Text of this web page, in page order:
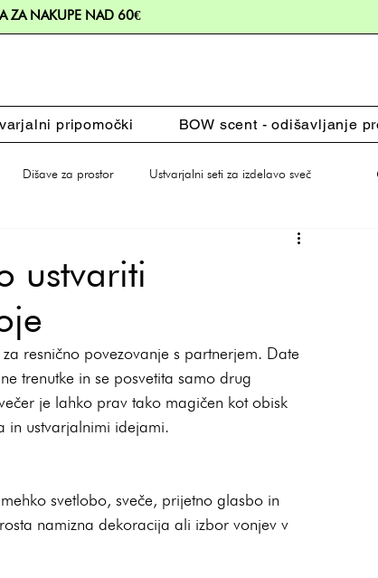
ZA NAKUPE NAD 60€
pripomočki BOW scent - odišavljanje
Dišave za prostor Ustvarjalni seti za izdelavo sveč
ustvariti
resnično povezovanje s partnerjem. Date
trenutke in se posvetita samo drug
je lahko prav tako magičen kot obisk
in ustvarjalnimi idejami.
svetlobo, sveče, prijetno glasbo in
namizna dekoracija ali izbor vonjev v